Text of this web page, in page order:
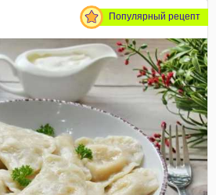
Популярный рецепт